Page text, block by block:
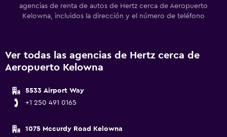
agencias de renta de autos de Hertz cerca de Aeropuerto
Kelowna, incluidos la dirección y el número de teléfono
Ver todas las agencias de Hertz cerca de
Aeropuerto Kelowna
5533 Airport Way
+1 250 491 0165
1075 Mccurdy Road Kelowna